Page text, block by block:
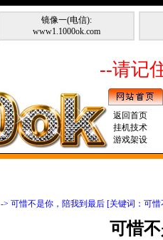
镜像一(电信):
www1.1000ok.com
--请记
返回首页
挂机技术
游戏架设
-> 可惜不是你，陪我到最后 [关键词：可
可惜